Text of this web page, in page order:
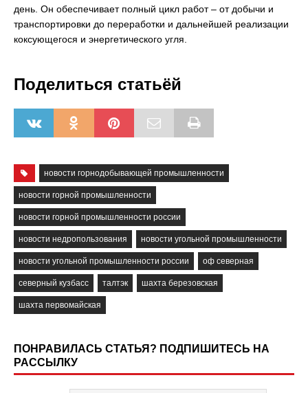
день. Он обеспечивает полный цикл работ – от добычи и
транспортировки до переработки и дальнейшей реализации
коксующегося и энергетического угля.
Поделиться статьёй
новости горнодобывающей промышленности
новости горной промышленности
новости горной промышленности россии
новости недропользования новости угольной промышленности
новости угольной промышленности россии оф северная
северный кузбасс талтэк шахта березовская
шахта первомайская
ПОНРАВИЛАСЬ СТАТЬЯ? ПОДПИШИТЕСЬ НА
РАССЫЛКУ